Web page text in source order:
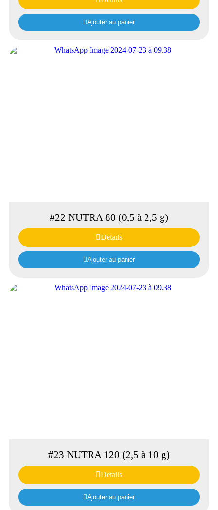
Ajouter au panier
#22 NUTRA 80 (0,5 à 2,5 g)
Details
Ajouter au panier
#23 NUTRA 120 (2,5 à 10 g)
Details
Ajouter au panier